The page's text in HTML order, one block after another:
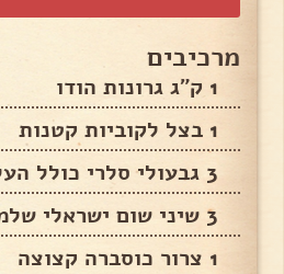
מרכיבים
1 ק"ג גרונות הודו
1 בצל לקוביות קטנות
3 גבעולי סלרי כולל העלים קצוצים
3 שיני שום ישראלי שלמים
1 צרור כוסברה קצוצה